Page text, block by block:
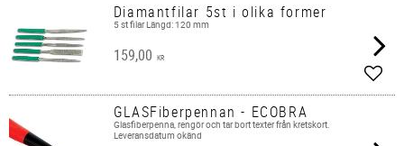
Diamantfilar 5st i olika former
5 st filar Längd: 120 mm
159,00 KR
GLASFiberpennan - ECOBRA
​Glasfiberpenna, rengör och tar bort texter från kretskort.
Leveransdatum okänd